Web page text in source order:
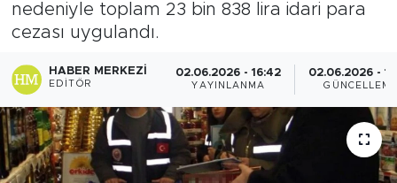
nedeniyle toplam 23 bin 838 lira idari para
cezası uygulandı.
HABER MERKEZI
EDITÖR
02.06.2026 - 16:42
YAYINLANMA
02.06.2026 -
Haber Arşivi